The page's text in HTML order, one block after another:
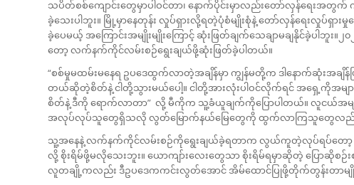
သပိတ်စစ်ကျောင်းတွေမှာပါဝင်တာ၊ နောက်ပိုင်းမှာလည်းတော်လှန်ရေးအတွ
ခဲ့သေးပါဘူး။ မြို့မှာနေတုန်း လှုပ်ရှားလို့ရတဲ့ပုံစံမျိုးစုံနဲ့ တော်လှန်ရေးလှုပ်
ခဲ့ပေမယ့် အကြောင်းအမျိုးမျိုးကြောင့် ဆုံးဖြတ်ချက်သေချာမချနိုင်ခဲ့ပါဘူ
တော့ လက်နက်ကိုင်လမ်းစဉ်ရွေးချယ်ဖို့ဆုံးဖြတ်ခဲ့ပါတယ်။
“စစ်မှုမထမ်းမနေရ ဥပဒေထွက်လာတဲ့အချိန်မှာ ကျွန်မတို့က ဒါနောက်ဆုံးအချိန်ဖ
တယ်ဆိုတဲ့စိတ်နဲ့ ငါတို့သွားမယ်ပေါ့။ ငါတို့အားလုံးပါဝင်လိုက်ရင် အရှေ့ကိုအမ
စိတ်နဲ့ ဒီကို ရောက်လာတာ” လို့ မီကိုက သူ့ခံယူချက်ကိုပြောပါတယ်။ လူငယ်
အလုပ်လုပ်သူတွေရှိသလို လွတ်မြောက်နယ်မြေတွေကို ထွက်လာကြသူတွေလ
သူ့အနေနဲ့ လက်နက်ကိုင်လမ်းစဉ်ကိုရွေးချယ်ခဲ့ရတာက လွယ်ကူတဲ့လုပ်ရပ်တော့ မ
လို့ စိုးရိမ်ဖို့မလိုသေးဘူး။ ယောကျာ်းလေးတွေသာ စိုးရိမ်ရမှာဆိုတဲ့ ပြောဆိုစ
လူတချို့ကလည်း ဒီဥပဒေကကင်းလွတ်အောင် အိမ်ထောင်ပြုဖို့တိုက်တွန်းတာ